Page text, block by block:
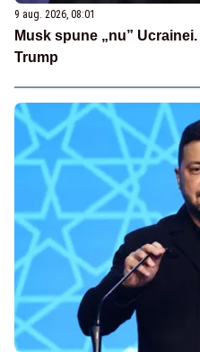
9 aug. 2026, 08:01
Musk spune „nu”
Trump